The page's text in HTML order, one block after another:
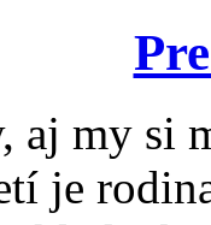
aj my si
je